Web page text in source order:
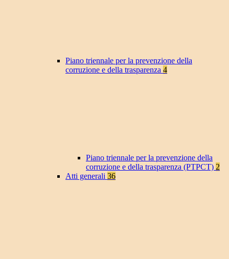
Piano triennale per la prevenzione della
corruzione e della trasparenza 4
Piano triennale per la prevenzione della
corruzione e della trasparenza (PTPCT) 2
Atti generali 36